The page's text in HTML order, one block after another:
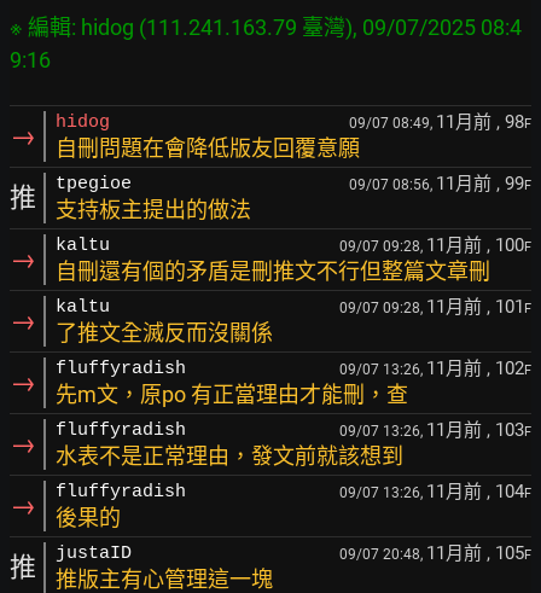
※ 編輯: hidog (111.241.163.79 臺灣), 09/07/2025 08:4
→ hidog 09/07 08:49, 11月前 , 98F
自刪問題在會降低版友回覆意願
推 tpegioe 09/07 08:56, 11月前 , 99F
支持板主提出的做法
→ kaltu 09/07 09:28, 11月前 , 100F
自刪還有個的矛盾是刪推文不行但整篇文章刪
→ kaltu 09/07 09:28, 11月前 , 101 F
了推文全滅反而沒關係
→ fluffyradish 09/07 13:26, 11月前 , 102F
先m文，原po 有正當理由才能刪，查
→ fluffyradish 09/07 13:26, 11月前 , 103F
水表不是正常理由，發文前就該想到
→ fluffyradish 09/07 13:26, 11月前 , 104F
後果的
推 justaID 09/07 20:48, 11月前 , 105F
推版主有心管理這一塊